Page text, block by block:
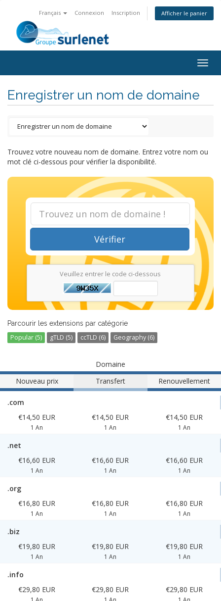
Français Connexion Inscription Afficher le panier
Enregistrer un nom de domaine
Trouvez votre nouveau nom de domaine. Entrez votre nom ou
mot clé ci-dessous pour vérifier la disponibilité.
Vérifier
Veuillez entrer le code ci-dessous
Parcourir les extensions par catégorie
Popular (5) gTLD (5) ccTLD (6) Geography (6)
Domaine
Nouveau prix
Transfert Renouvellement
.com
€14,50 EUR
1 An
€14,50 EUR
1 An
€14,50 EUR
1 An
.net
€16,60 EUR
1 An
€16,60 EUR
1 An
€16,60 EUR
1 An
.org
€16,80 EUR
1 An
€16,80 EUR
1 An
€16,80 EUR
1 An
.biz
€19,80 EUR
1 An
€19,80 EUR
1 An
€19,80 EUR
1 An
.info
€29,80 EUR
€29,80 EUR €29,80 EUR